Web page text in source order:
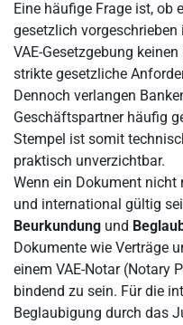
Eine häufige Frage ist, ob
gesetzlich
VAE-Gesetzgebung
strikte gesetzliche
Dennoch verlangen
Geschäftspartner häufig
Stempel ist somit
praktisch unverzichtbar.
Wenn ein Dokument
und international gültig
Beurkundung und
Dokumente wie Verträge
einem VAE-Notar (Notary
bindend zu sein. Für die
Beglaubigung durch das